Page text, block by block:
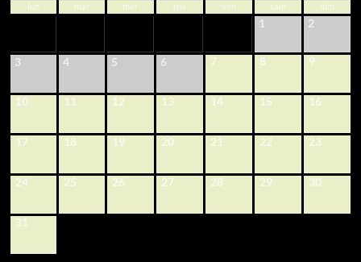
lun mar mer jeu ven sam dim
1 2
3 4 5 6 7 8 9
10 11 12 13 14 15 16
17 18 19 20 21 22 23
24 25 26 27 28 29 30
31